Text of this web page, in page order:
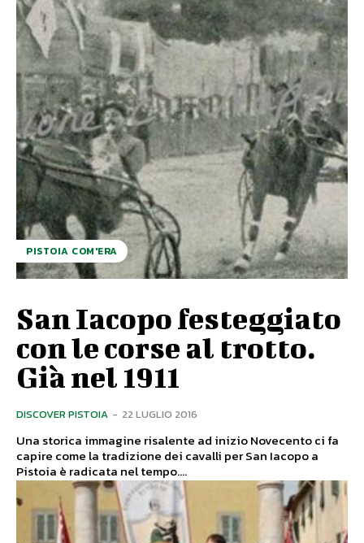
PISTOIA COM'ERA
San Iacopo festeggiato
con le corse al trotto.
Già nel 1911
DISCOVER PISTOIA - 22 LUGLIO 2016
Una storica immagine risalente ad inizio Novecento ci fa
capire come la tradizione dei cavalli per San Iacopo a
Pistoia è radicata nel tempo....